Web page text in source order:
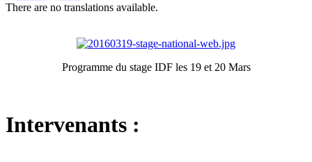
There are no translations available.
Programme du stage IDF les 19 et 20 Mars
Intervenants :